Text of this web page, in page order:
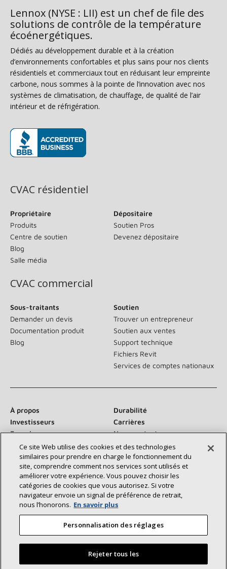
Lennox (NYSE : LII) est un chef de file des
solutions de contrôle de la température
écoénergétiques.
Dédiés au développement durable et à la création
d’environnements confortables et plus sains pour nos clients
résidentiels et commerciaux tout en réduisant leur empreinte
carbone, nous sommes à la pointe de l’innovation avec nos
systèmes de climatisation, de chauffage, de qualité de l’air
intérieur et de réfrigération.
CVAC résidentiel
Propriétaire
Produits
Centre de soutien
Blog
Salle média
Dépositaire
Soutien Pros
Devenez dépositaire
CVAC commercial
Sous-traitants
Demander un devis
Documentation produit
Blog
Soutien
Trouver un entrepreneur
Soutien aux ventes
Support technique
Fichiers Revit
Services de comptes nationaux
À propos
Durabilité
Investisseurs
Carrières
Fournisseurs
Nous contacter
Salle de presse
Communiquez avec nous :
©2026 Lennox International Inc.
Ce site Web utilise des cookies et des technologies
similaires pour prendre en charge le fonctionnement du
site, comprendre comment nos services sont utilisés et
améliorer votre expérience. Vous pouvez choisir les
catégories de cookies que vous autorisez. Si votre
navigateur envoie un signal de préférence de retrait,
nous l’honorons. En savoir plus
Personnalisation des réglages
Rejeter tous les